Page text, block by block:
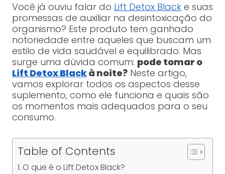
Você já ouviu falar do Lift Detox Blacke suas
promessas de auxiliar na desintoxicação do
organismo? Este produto tem ganhado
notoriedade entre aqueles que buscam um
estilo de vida saudável e equilibrado. Mas
surge uma dúvida comum: pode tomar o
Lift Detox Blackà noite?Neste artigo,
vamos explorar todos os aspectos desse
suplemento, como ele funciona e quais são
os momentos mais adequados para o seu
consumo.
Table of Contents
O que é o Lift Detox Black?